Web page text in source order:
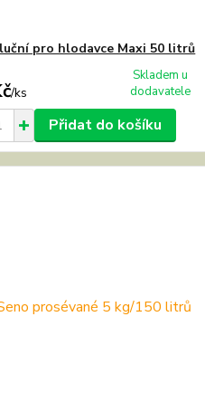
pro hlodavce Maxi 50 litrů
/ks
Skladem u
dodavatele
Přidat do košíku